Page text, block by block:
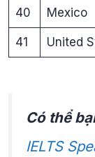
40 Mexico
41 United
Có thể
IELTS